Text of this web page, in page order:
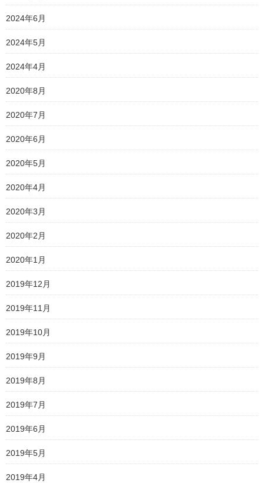
2024年6月
2024年5月
2024年4月
2020年8月
2020年7月
2020年6月
2020年5月
2020年4月
2020年3月
2020年2月
2020年1月
2019年12月
2019年11月
2019年10月
2019年9月
2019年8月
2019年7月
2019年6月
2019年5月
2019年4月